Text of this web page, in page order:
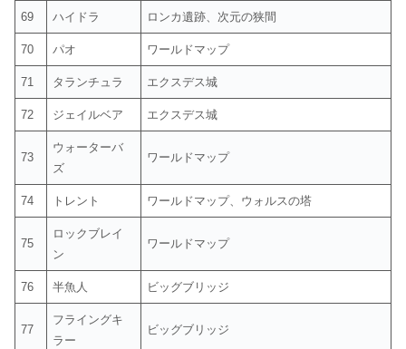
69 ハイドラ ロンカ遺跡、次元の狭間
70 パオ ワールドマップ
71 タランチュラ エクスデス城
72 ジェイルベア エクスデス城
73
ウォーターバ
ズ
ワールドマップ
74 トレント ワールドマップ、ウォルスの塔
75
ロックブレイ
ン
ワールドマップ
76 半魚人 ビッグブリッジ
77
フライングキ
ラー
ビッグブリッジ